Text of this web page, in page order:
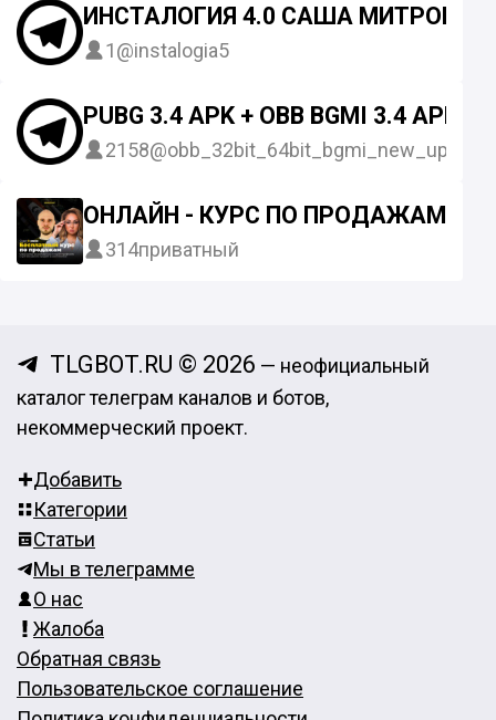
ИНСТАЛОГИЯ 4.0 САША
1@instalogia5
PUBG 3.4 APK + OBB BGMI 3.4 APK +
2158@obb_32bit_64bit_bgmi_new_update
ОНЛАЙН - КУРС ПО ПРОДАЖАМ 3.0
314приватный
TLGBOT.RU © 2026 — неофициальный
каталог телеграм каналов и ботов,
некоммерческий проект.
Добавить
Категории
Статьи
Мы в телеграмме
О нас
Жалоба
Обратная связь
Пользовательское соглашение